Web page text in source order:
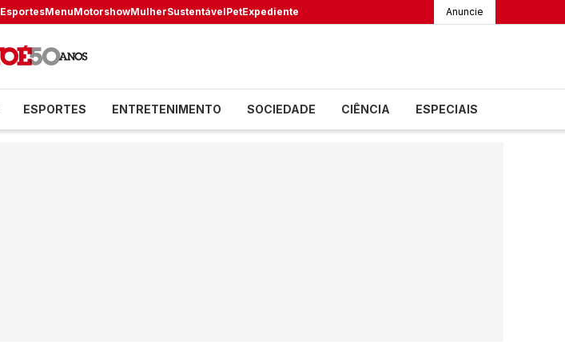
EsportesMenuMotorshowMulherSustentávelPetExpediente Anuncie
ESPORTES ENTRETENIMENTO SOCIEDADE CIÊNCIA ESPECIAIS